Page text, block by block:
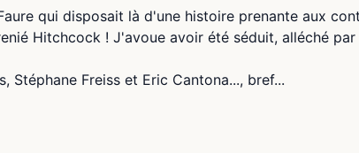
qui disposait là d'une histoire prenante aux
Hitchcock ! J'avoue avoir été séduit, alléché
Stéphane Freiss et Eric Cantona..., bref...